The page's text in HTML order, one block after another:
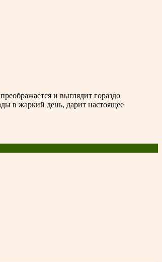
и выглядит гораздо
в жаркий день, дарит настоящее